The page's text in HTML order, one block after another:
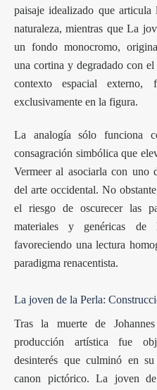
paisaje idealizado que
naturaleza, mientras que La
un fondo monocromo,
una cortina y degradado con
contexto espacial externo,
exclusivamente en la figura.
La analogía sólo funciona
consagración simbólica que
Vermeer al asociarla con uno
del arte occidental. No
el riesgo de oscurecer las
materiales y genéricas de
favoreciendo una lectura
paradigma renacentista.
La joven de la Perla:
Tras la muerte de
producción artística fue
desinterés que culminó en
canon pictórico. La joven